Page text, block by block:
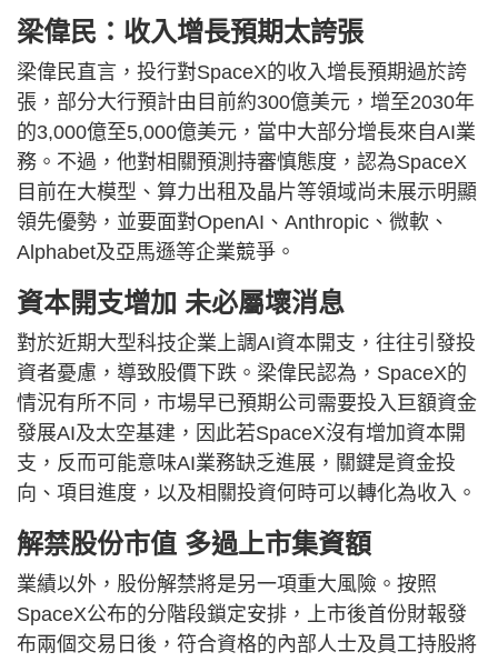
梁偉民：收入增長預期太誇張
梁偉民直言，投行對SpaceX的收入增長預期過於誇
張，部分大行預計由目前約300億美元，增至2030年
的3,000億至5,000億美元，當中大部分增長來自AI業
務。不過，他對相關預測持審慎態度，認為SpaceX
目前在大模型、算力出租及晶片等領域尚未展示明顯
領先優勢，並要面對OpenAI、Anthropic、微軟、
Alphabet及亞馬遜等企業競爭。
資本開支增加 未必屬壞消息
對於近期大型科技企業上調AI資本開支，往往引發投
資者憂慮，導致股價下跌。梁偉民認為，SpaceX的
情況有所不同，市場早已預期公司需要投入巨額資金
發展AI及太空基建，因此若SpaceX沒有增加資本開
支，反而可能意味AI業務缺乏進展，關鍵是資金投
向、項目進度，以及相關投資何時可以轉化為收入。
解禁股份市值 多過上市集資額
業績以外，股份解禁將是另一項重大風險。按照
SpaceX公布的分階段鎖定安排，上市後首份財報發
布兩個交易日後，符合資格的內部人士及員工持股將